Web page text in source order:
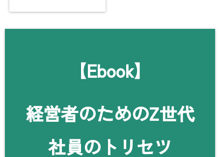
【Ebook】
経営者のためのZ世代
社員のトリセツ